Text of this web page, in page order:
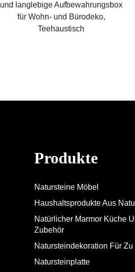
und langlebige Aufbewahrungsbox
für Wohn- und Bürodeko,
Teehaustisch
Produkte
Natursteine Möbel
Haushaltsprodukte Aus
Natürlicher Marmor Küche
Zubehör
Natursteindekoration Für
Natursteinplatte